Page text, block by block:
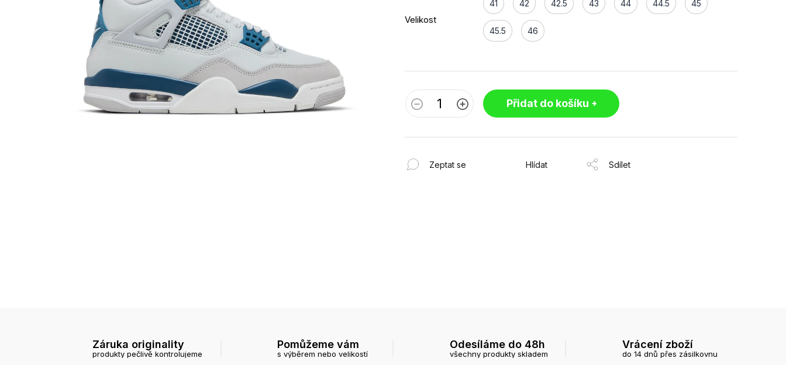
Velikost
41 42 42.5 43 44 44.5 45
45.5 46
Přidat do košíku
Zeptat se Hlídat Sdílet
Záruka originality
produkty pečlivě kontrolujeme
Pomůžeme vám
s výběrem nebo velikostí
Odesíláme do 48h
všechny produkty skladem
Vrácení zboží
do 14 dnů přes zásilkovnu